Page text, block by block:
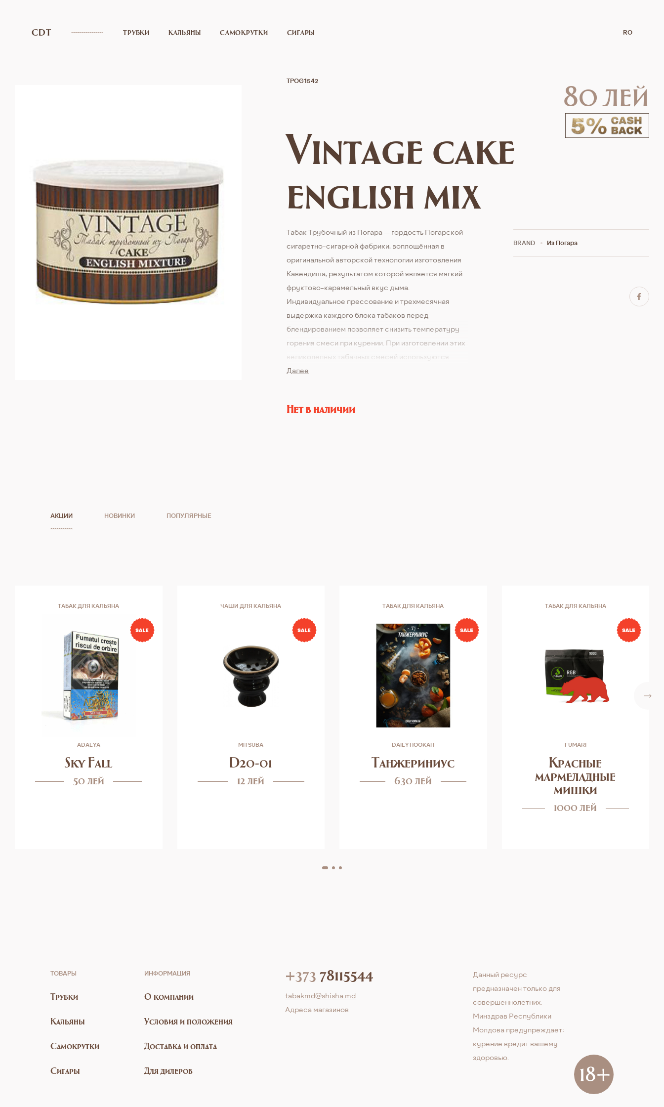
CDT ТРУБКИ КАЛЬЯНЫ САМОКРУТКИ СИГАРЫ RO
TPOG1542
Vintage cake
english mix
80 лей
Табак Трубочный из Погара — гордость Погарской
сигаретно-сигарной фабрики, воплощённая в
оригинальной авторской технологии изготовления
Кавендиша, результатом которой является мягкий
фруктово-карамельный вкус дыма.
Индивидуальное прессование и трехмесячная
выдержка каждого блока табаков перед
блендированием позволяет снизить температуру
горения смеси при курении. При изготовлении этих
великолепных табачных смесей используются
натуральные вкусоароматические добавки,
Далее
Нет в наличии
BRAND Из Погара
АКЦИИ НОВИНКИ ПОПУЛЯРНЫЕ
ТАБАК ДЛЯ КАЛЬЯНА
ADALYA
Sky Fall
50 лей
ЧАШИ ДЛЯ КАЛЬЯНА
MITSUBA
D20-01
12 лей
ТАБАК ДЛЯ КАЛЬЯНА
DAILY HOOKAH
Танжериниус
630 лей
ТАБАК ДЛЯ КАЛЬЯНА
FUMARI
Красные
мармеладные
мишки
1000 лей
ТОВАРЫ
Трубки
Кальяны
Самокрутки
Сигары
ИНФОРМАЦИЯ
О компании
Условия и положения
Доставка и оплата
Для дилеров
+373 78115544
tabakmd@shisha.md
Aдреса магазинов
Данный ресурс
предназначен только для
совершеннолетних.
Минздрав Республики
Молдова предупреждает:
курение вредит вашему
здоровью.